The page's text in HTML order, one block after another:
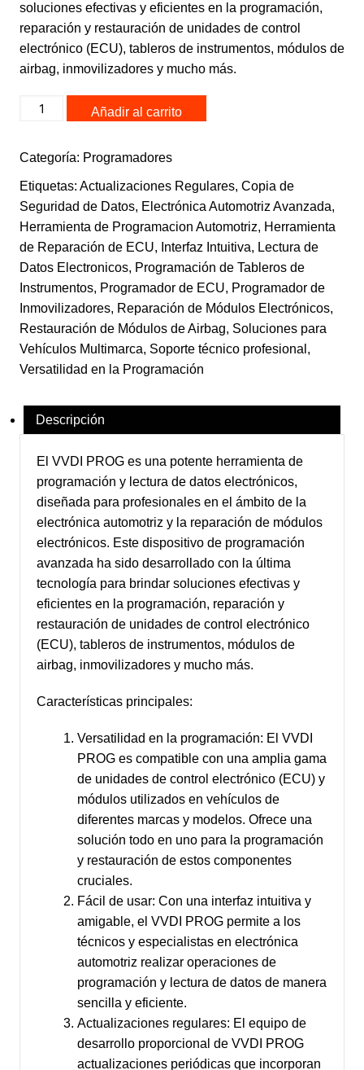
soluciones efectivas y eficientes en la programación,
reparación y restauración de unidades de control
electrónico (ECU), tableros de instrumentos, módulos de
airbag, inmovilizadores y mucho más.
VVDI
PROGRAMADOR
PROFESIONAL
cantidad
Añadir al carrito
Categoría: Programadores
Etiquetas: Actualizaciones Regulares, Copia de
Seguridad de Datos, Electrónica Automotriz Avanzada,
Herramienta de Programacion Automotriz, Herramienta
de Reparación de ECU, Interfaz Intuitiva, Lectura de
Datos Electronicos, Programación de Tableros de
Instrumentos, Programador de ECU, Programador de
Inmovilizadores, Reparación de Módulos Electrónicos,
Restauración de Módulos de Airbag, Soluciones para
Vehículos Multimarca, Soporte técnico profesional ,
Versatilidad en la Programación
Descripción
El VVDI PROG es una potente herramienta de
programación y lectura de datos electrónicos,
diseñada para profesionales en el ámbito de la
electrónica automotriz y la reparación de módulos
electrónicos. Este dispositivo de programación
avanzada ha sido desarrollado con la última
tecnología para brindar soluciones efectivas y
eficientes en la programación, reparación y
restauración de unidades de control electrónico
(ECU), tableros de instrumentos, módulos de
airbag, inmovilizadores y mucho más.
Características principales:
Versatilidad en la programación: El VVDI
PROG es compatible con una amplia gama
de unidades de control electrónico (ECU) y
módulos utilizados en vehículos de
diferentes marcas y modelos. Ofrece una
solución todo en uno para la programación
y restauración de estos componentes
cruciales.
Fácil de usar: Con una interfaz intuitiva y
amigable, el VVDI PROG permite a los
técnicos y especialistas en electrónica
automotriz realizar operaciones de
programación y lectura de datos de manera
sencilla y eficiente.
Actualizaciones regulares: El equipo de
desarrollo proporcional de VVDI PROG
actualizaciones periódicas que incorporan